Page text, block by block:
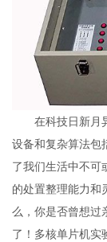
在科技日新月异
设备和复杂算法包
了我们生活中不可
的处置整理能力和
么，你是否曾想过
了！多核单片机实